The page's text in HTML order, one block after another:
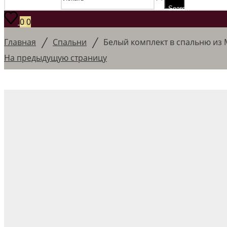
Search
00
Главная / Спальни / Белый комплект в спальню
На предыдущую страницу